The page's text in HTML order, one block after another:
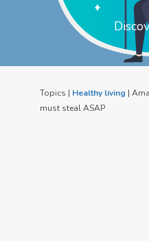
Topics | Healthy living |
must steal ASAP